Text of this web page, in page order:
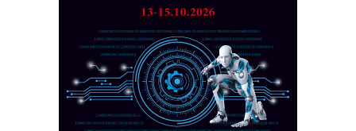
Razvoj asortimanskog pravca MINI-
PLC AKYTEC
AUKOM: Svetski standard metrologije
dostupan u Srbiji
MOTOMAN – NEXT-Robotika vođena
veštačkom inteligencijom